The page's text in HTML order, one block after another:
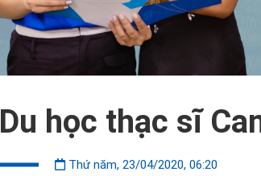
Du học thạc sĩ
Thứ năm, 23/04/2020, 06:20